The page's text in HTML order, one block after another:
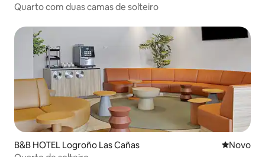
Quarto com duas camas de solteiro
B&B HOTEL Logroño Las Cañas Novo
Novo